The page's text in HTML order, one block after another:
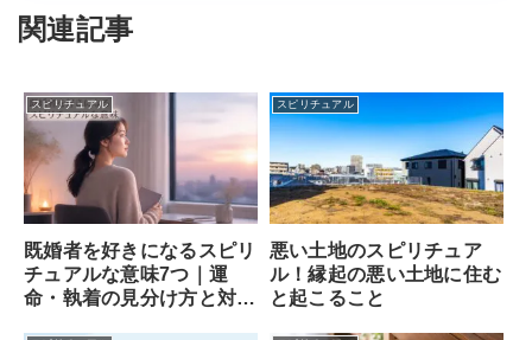
関連記事
スピリチュアル
既婚者を好きになるスピリ
チュアルな意味7つ｜運
命・執着の見分け方と対処
スピリチュアル
悪い土地のスピリチュア
ル！縁起の悪い土地に住む
と起こること